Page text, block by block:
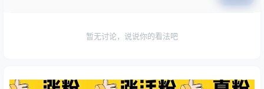
暂无讨论，说说你的看法吧